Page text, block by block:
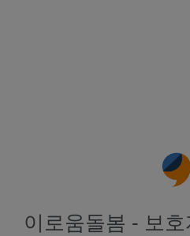
이로움돌봄 - 보